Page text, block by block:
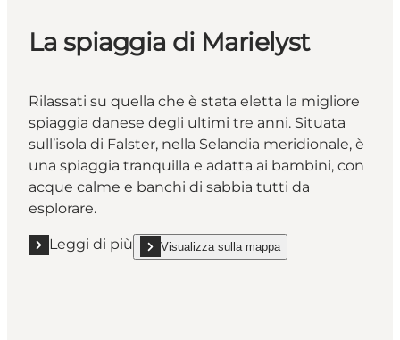
La spiaggia di Marielyst
Rilassati su quella che è stata eletta la migliore
spiaggia danese degli ultimi tre anni. Situata
sull’isola di Falster, nella Selandia meridionale, è
una spiaggia tranquilla e adatta ai bambini, con
acque calme e banchi di sabbia tutti da
esplorare.
Leggi di più
Leggi di più "La spiaggia di Marielyst"
Visualizza sulla mappa
show La spiaggia di Marielyst on_map